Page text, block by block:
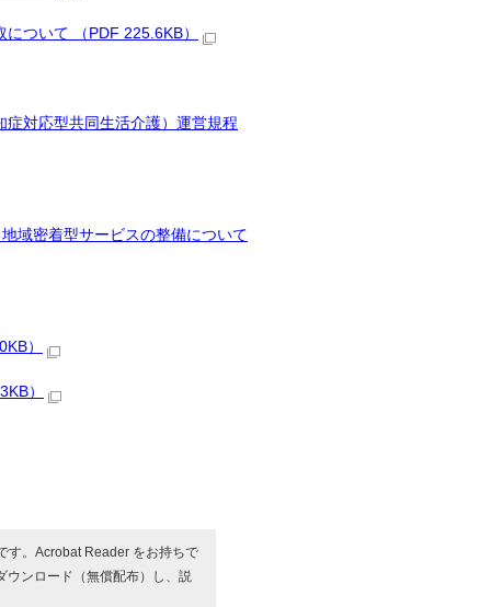
ついて （PDF 225.6KB）
対応型共同生活介護）運営規程
域密着型サービスの整備について
）
）
す。Acrobat Reader をお持ちで
ウンロード（無償配布）し、説